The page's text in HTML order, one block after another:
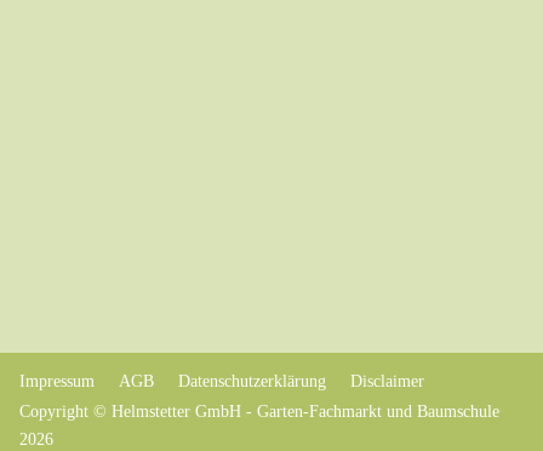
Impressum AGB Datenschutzerklärung
Disclaimer
Copyright © Helmstetter GmbH - Garten-Fachmarkt und Baumschule
2026